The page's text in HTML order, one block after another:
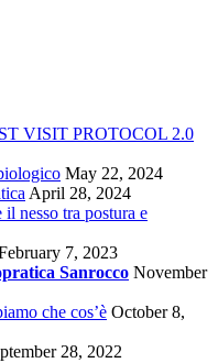
VISIT PROTOCOL 2.0
May 22, 2024
April 28, 2024
nesso tra postura e
7, 2023
Sanrocco November
che cos’è October 8,
28, 2022